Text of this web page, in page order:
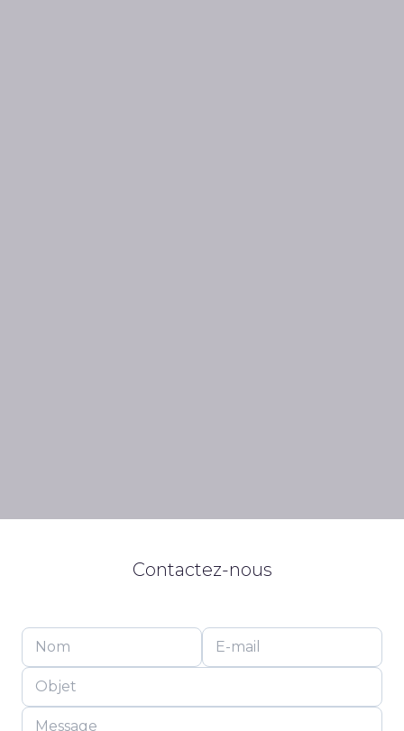
Contactez-nous
Veuillez laisser ce champ vide.